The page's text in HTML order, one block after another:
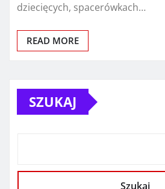
dziecięcych, spacerówkach…
READ MORE
SZUKAJ
Szukaj